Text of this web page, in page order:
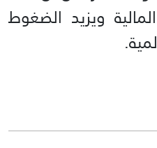
ويزيد الضغوط